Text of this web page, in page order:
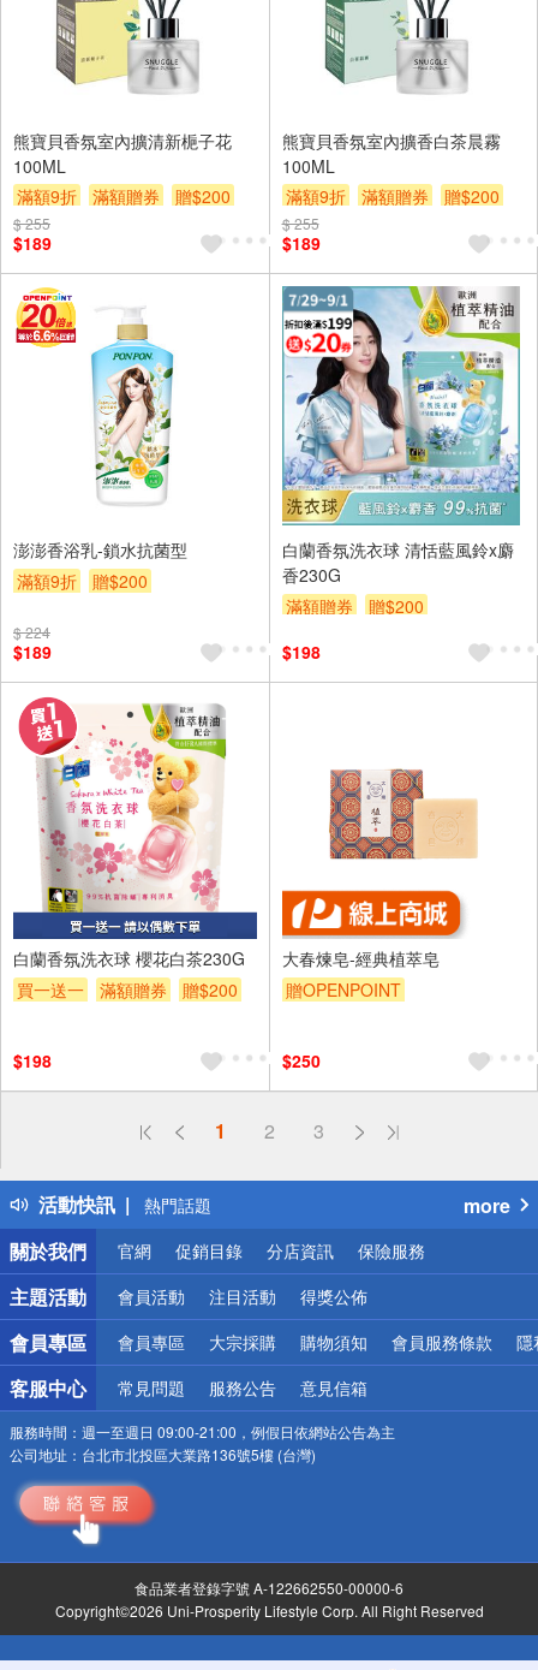
熊寶貝香氛室內擴清新梔子花
100ML
滿額9折
滿額贈券 贈$200
$ 255
$189
熊寶貝香氛室內擴香白茶晨霧
100ML
滿額9折
滿額贈券 贈$200
$ 255
$189
澎澎香浴乳-鎖水抗菌型
滿額9折
贈$200
$ 224
$189
白蘭香氛洗衣球 清恬藍風鈴x麝
香230G
滿額贈券
贈$200
$198
白蘭香氛洗衣球 櫻花白茶230G
買一送一
滿額贈券 贈$200
$198
大春煉皂-經典植萃皂
贈OPENPOINT
$250
1 2 3
活動快訊
偏遠地區配送
得獎公告
熱門話題
銀行優惠
偏遠地區配送
詐騙網頁！請小心！
more
關於我們
官網 促銷目錄 分店資訊 保險服務
主題活動 會員活動 注目活動 得獎公佈
會員專區 會員專區 大宗採購 購物須知 會員服務條款 隱
客服中心 常見問題 服務公告 意見信箱
服務時間： 週一至週日 09:00-21:00，例假日依網站公告為主
公司地址： 台北市北投區大業路136號5樓 (台灣)
食品業者登錄字號 A-122662550-00000-6
Copyright©2026 Uni-Prosperity Lifestyle Corp. All Right Reserved